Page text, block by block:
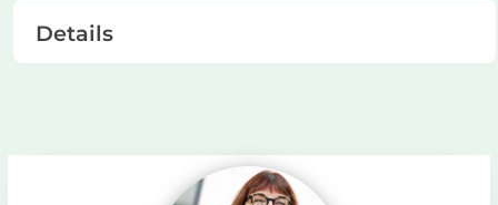
Details